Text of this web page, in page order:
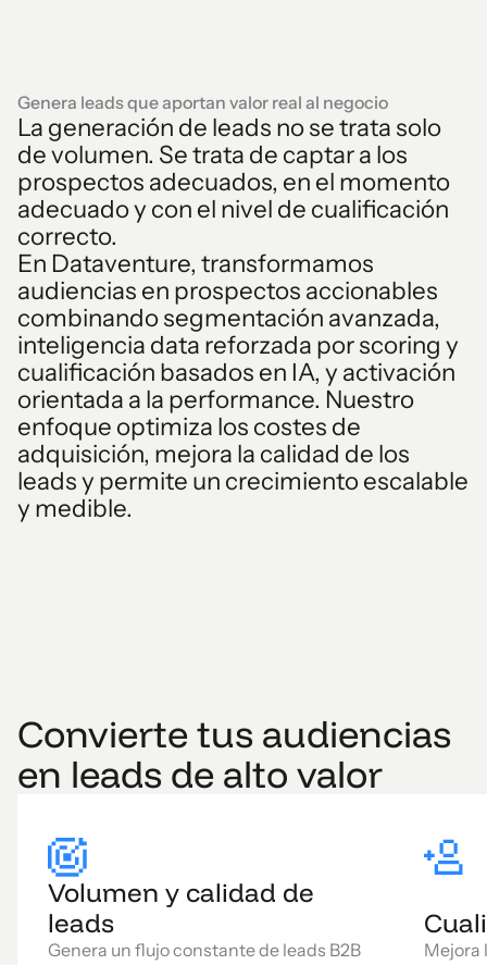
Genera leads que aportan valor real al negocio
La generación de leads no se trata solo
de volumen. Se trata de captar a los
prospectos adecuados, en el momento
adecuado y con el nivel de cualificación
correcto.
En Dataventure, transformamos
audiencias en prospectos accionables
combinando segmentación avanzada,
inteligencia data reforzada por scoring y
cualificación basados en IA, y activación
orientada a la performance. Nuestro
enfoque optimiza los costes de
adquisición, mejora la calidad de los
leads y permite un crecimiento escalable
y medible.
Convierte tus audiencias
en leads de alto valor
Volumen y calidad de
leads
Genera un flujo constante de leads B2B
Mejora